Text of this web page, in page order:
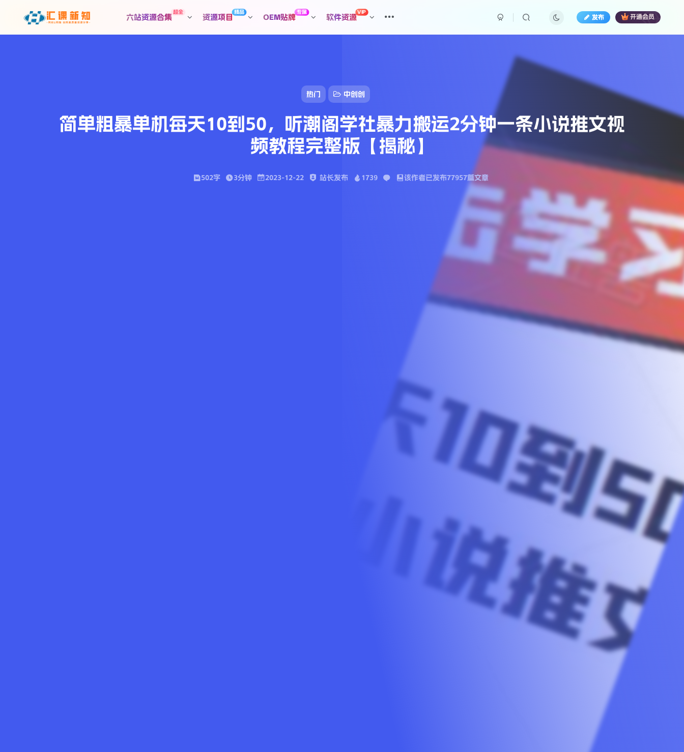
热门 中创创
简单粗暴单机每天10到50，听潮阁学社暴力搬运2分钟一条小说推文视
频教程完整版【揭秘】
502字 3分钟 2023-12-22 站长发布 1739 该作者已发布77957篇文章
六站资源合集
超全
资源项目
精品
OEM贴牌
专属
软件资源
VIP
发布 开通会员